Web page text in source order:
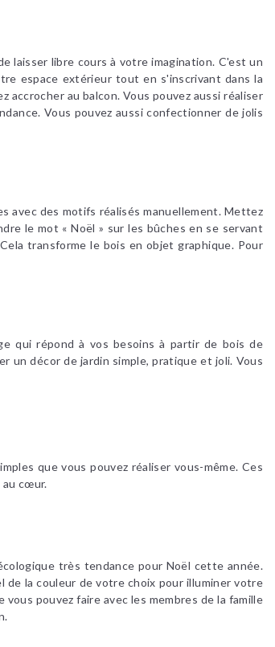
laisser libre cours à votre imagination. C'est un
espace extérieur tout en s'inscrivant dans la
accrocher au balcon. Vous pouvez aussi réaliser
Vous pouvez aussi confectionner de jolis
avec des motifs réalisés manuellement. Mettez
le mot « Noël » sur les bûches en se servant
transforme le bois en objet graphique. Pour
qui répond à vos besoins à partir de bois de
un décor de jardin simple, pratique et joli. Vous
que vous pouvez réaliser vous-même. Ces
au cœur.
très tendance pour Noël cette année.
de la couleur de votre choix pour illuminer votre
pouvez faire avec les membres de la famille